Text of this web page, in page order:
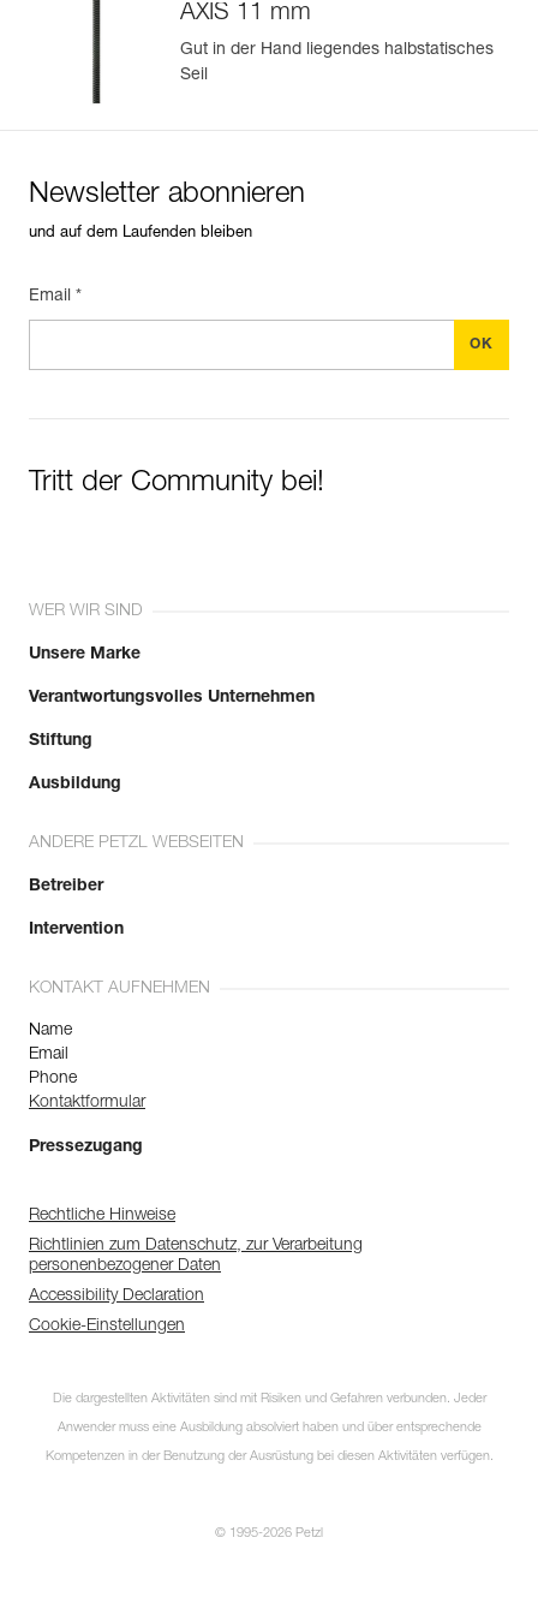
Mehr erfahren AXIS 11 mm
Gut in der Hand liegendes halbstatisches
Seil
Newsletter abonnieren
und auf dem Laufenden bleiben
Email *
Tritt der Community bei!
WER WIR SIND
Unsere Marke
Verantwortungsvolles Unternehmen
Stiftung
Ausbildung
ANDERE PETZL WEBSEITEN
Betreiber
Intervention
KONTAKT AUFNEHMEN
Name
Email
Phone
Kontaktformular
Pressezugang
Rechtliche Hinweise
Richtlinien zum Datenschutz, zur Verarbeitung
personenbezogener Daten
Accessibility Declaration
Cookie-Einstellungen
Die dargestellten Aktivitäten sind mit Risiken und Gefahren verbunden. Jeder
Anwender muss eine Ausbildung absolviert haben und über entsprechende
Kompetenzen in der Benutzung der Ausrüstung bei diesen Aktivitäten verfügen.
© 1995-2026 Petzl